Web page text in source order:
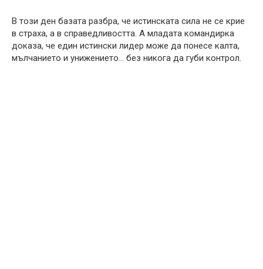
В този ден базата разбра, че истинската сила не се крие
в страха, а в справедливостта. А младата командирка
доказа, че един истински лидер може да понесе калта,
мълчанието и унижението… без никога да губи контрол.